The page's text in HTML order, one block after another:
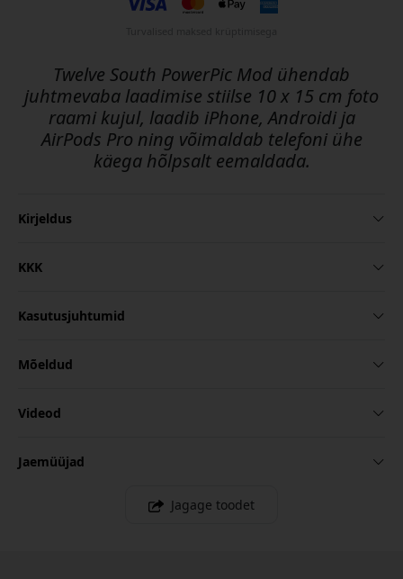
Twelve South PowerPic Mod ühendab
juhtmevaba laadimise stiilse 10 x 15 cm foto
raami kujul, laadib iPhone, Androidi ja
AirPods Pro ning võimaldab telefoni ühe
käega hõlpsalt eemaldada.
Kirjeldus
KKK
Kasutusjuhtumid
Mõeldud
Videod
Jaemüüjad
Jagage toodet